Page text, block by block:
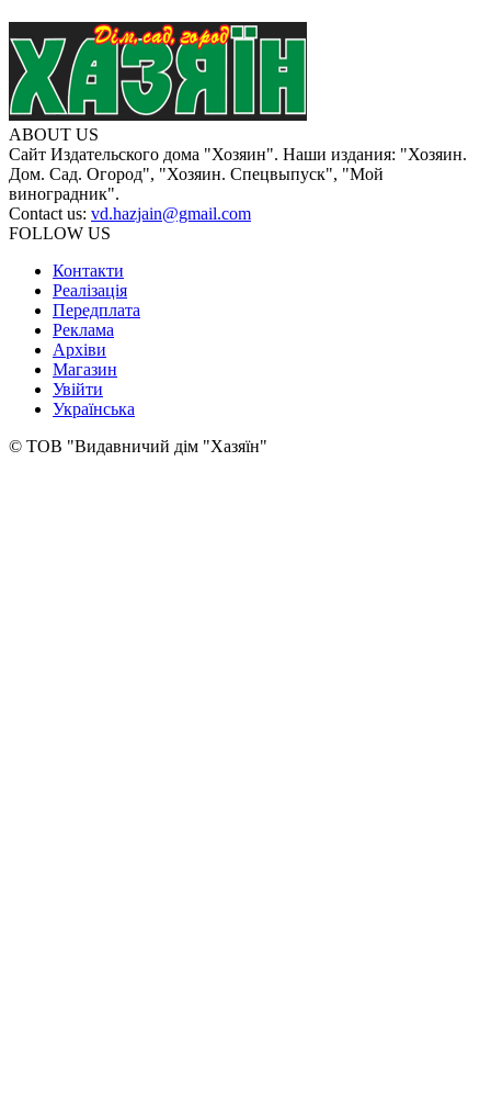
ABOUT US
Сайт Издательского дома "Хозяин". Наши издания: "Хозяин.
Дом. Сад. Огород", "Хозяин. Спецвыпуск", "Мой
виноградник".
Contact us: vd.hazjain@gmail.com
FOLLOW US
Контакти
Реалізація
Передплата
Реклама
Архіви
Магазин
Увійти
Українська
© ТОВ "Видавничий дім "Хазяїн"